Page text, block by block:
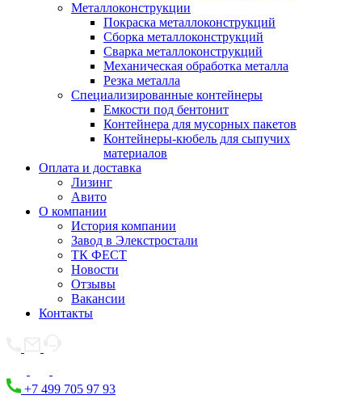
Металлоконструкции
Покраска металлоконструкций
Сборка металлоконструкций
Сварка металлоконструкций
Механическая обработка металла
Резка металла
Специализированные контейнеры
Емкости под бентонит
Контейнера для мусорных пакетов
Контейнеры-кюбель для сыпучих
материалов
Оплата и доставка
Лизинг
Авито
О компании
История компании
Завод в Элекстростали
ТК ФЕСТ
Новости
Отзывы
Вакансии
Контакты
+7 499 705 97 93